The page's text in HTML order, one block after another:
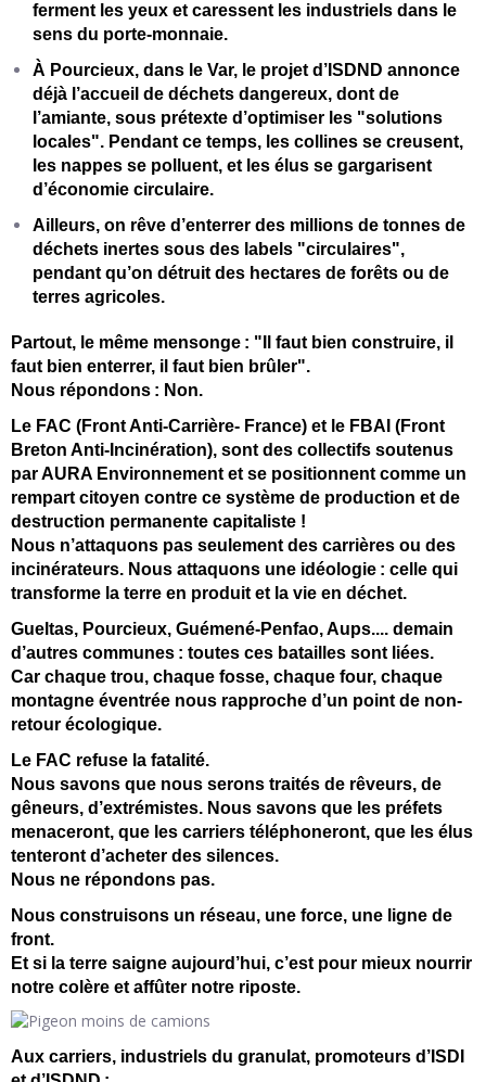
ferment les yeux et caressent les industriels dans le
sens du porte-monnaie.
À Pourcieux, dans le Var, le projet d’ISDND annonce
déjà l’accueil de déchets dangereux, dont de
l’amiante, sous prétexte d’optimiser les "solutions
locales". Pendant ce temps, les collines se creusent,
les nappes se polluent, et les élus se gargarisent
d’économie circulaire.
Ailleurs, on rêve d’enterrer des millions de tonnes de
déchets inertes sous des labels "circulaires",
pendant qu’on détruit des hectares de forêts ou de
terres agricoles.
Partout, le même mensonge : "Il faut bien construire, il
faut bien enterrer, il faut bien brûler".
Nous répondons : Non.
Le FAC (Front Anti-Carrière- France) et le FBAI (Front
Breton Anti-Incinération), sont des collectifs soutenus
par AURA Environnement et se positionnent comme un
rempart citoyen contre ce système de production et de
destruction permanente capitaliste !
Nous n’attaquons pas seulement des carrières ou des
incinérateurs. Nous attaquons une idéologie : celle qui
transforme la terre en produit et la vie en déchet.
Gueltas, Pourcieux, Guémené-Penfao, Aups.... demain
d’autres communes : toutes ces batailles sont liées.
Car chaque trou, chaque fosse, chaque four, chaque
montagne éventrée nous rapproche d ’un point de non-
retour écologique.
Le FAC refuse la fatalité.
Nous savons que nous serons traités de rêveurs, de
gêneurs, d’extrémistes. Nous savons que les préfets
menaceront, que les carriers téléphoneront, que les élus
tenteront d’acheter des silences.
Nous ne répondons pas.
Nous construisons un réseau, une force, une ligne de
front.
Et si la terre saigne aujourd’hui, c’est pour mieux nourrir
notre colère et affûter notre riposte.
Aux carriers, industriels du granulat, promoteurs d’ISDI